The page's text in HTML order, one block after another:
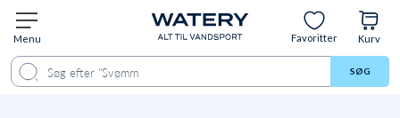
Menu Favoritter Kurv
SØG